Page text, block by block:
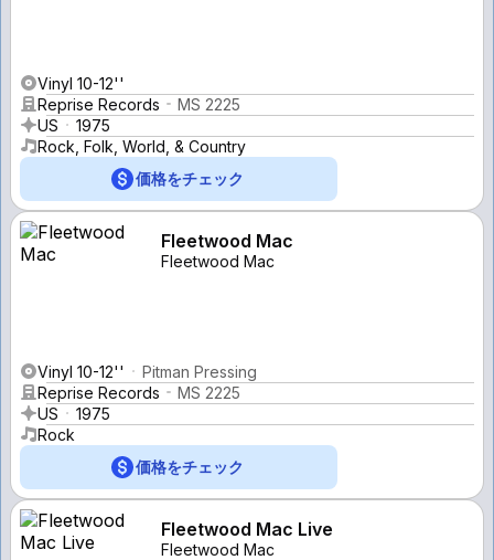
Vinyl 10-12''
Reprise Records
MS 2225
US
1975
Rock, Folk, World, & Country
価格をチェック
Fleetwood Mac
Fleetwood Mac
Vinyl 10-12''
Pitman Pressing
Reprise Records
MS 2225
US
1975
Rock
価格をチェック
Fleetwood Mac Live
Fleetwood Mac